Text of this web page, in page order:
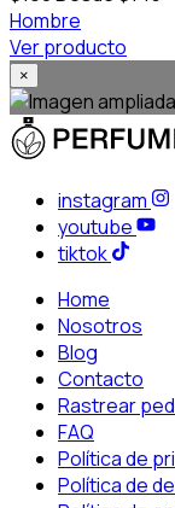
Hombre
Ver producto
×
instagram
youtube
tiktok
Home
Nosotros
Blog
Contacto
Rastrear
FAQ
Política de
Política de